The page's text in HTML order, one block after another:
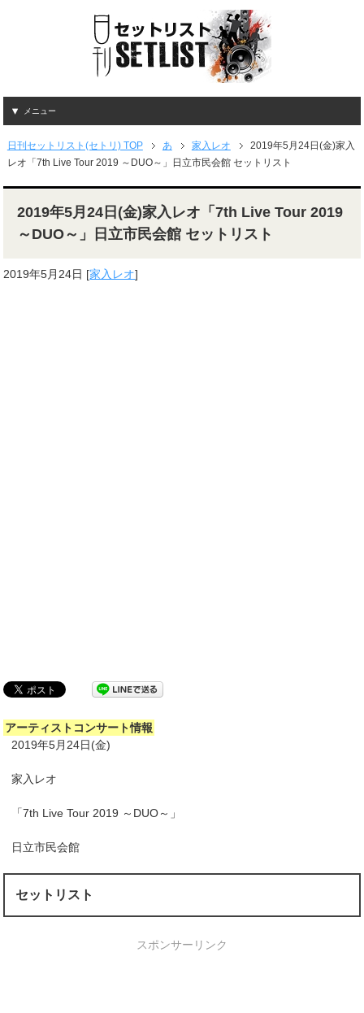
メニュー
日刊セットリスト(セトリ) TOP あ 家入レオ
2019年5月24日(金)家入
レオ「7th Live Tour 2019 ～DUO～」日立市民会館 セットリスト
2019年5月24日(金)家入レオ「7th Live Tour 2019
～DUO～」日立市民会館 セットリスト
2019年5月24日 [家入レオ]
アーティストコンサート情報
2019年5月24日(金)
家入レオ
「7th Live Tour 2019 ～DUO～」
日立市民会館
セットリスト
スポンサーリンク